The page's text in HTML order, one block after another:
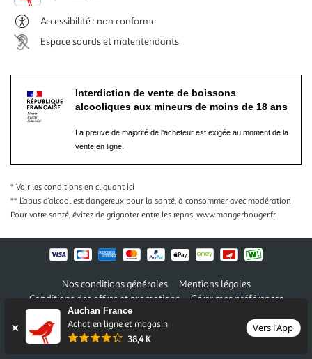
Auchan France
Achat en ligne et magasin
38,4 K
Vers l'App
Accessibilité : non conforme
Espace sourds et malentendants
Interdiction de vente de boissons
alcooliques aux mineurs de moins de 18 ans
La preuve de majorité de l'acheteur est exigée au moment de la
vente en ligne.
* Voir les conditions en cliquant ici
** L’abus d’alcool est dangereux pour la santé, à consommer avec modération
Pour votre santé, évitez de grignoter entre les repas. www.mangerbouger.fr
Nos conditions générales
Mentions légales
Conditions des offres et promotions
Gérer mes préférences
Politique de confidentialité
Auchan 2026 © Tous droits réservés